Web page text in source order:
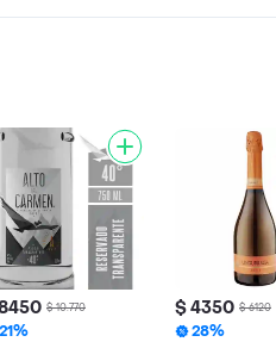
$ 10.770
21%
$ 4350 $ 6120
28%